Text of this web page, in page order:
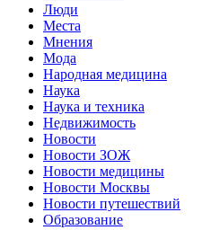
Люди
Места
Мнения
Мода
Народная медицина
Наука
Наука и техника
Недвижимость
Новости
Новости ЗОЖ
Новости медицины
Новости Москвы
Новости путешествий
Образование